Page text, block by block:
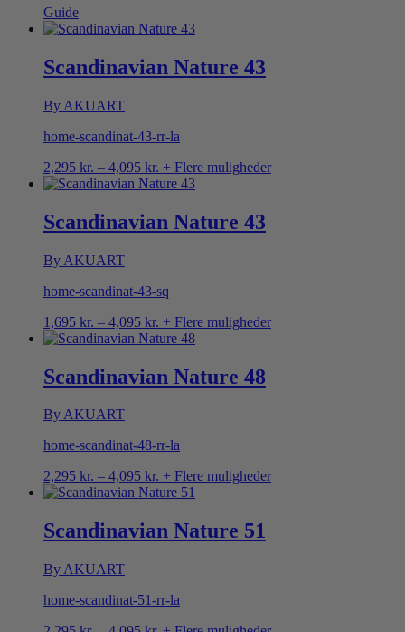
Guide
Scandinavian Nature 43
By AKUART
home-scandinat-43-rr-la
2,295 kr. – 4,095 kr. Prisinterval:
2,295 kr.
4,095 kr.
+ Flere muligheder
Scandinavian Nature 43
By AKUART
home-scandinat-43-sq
1,695 kr. – 4,095 kr. Prisinterval:
1,695 kr.
4,095 kr.
+ Flere muligheder
Scandinavian Nature 48
By AKUART
home-scandinat-48-rr-la
2,295 kr. – 4,095 kr. Prisinterval:
2,295 kr.
4,095 kr.
+ Flere muligheder
Scandinavian Nature 51
By AKUART
home-scandinat-51-rr-la